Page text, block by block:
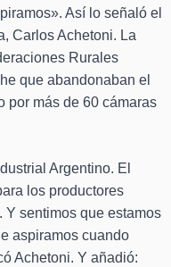
Así lo señaló el
Carlos Achetoni. La
Rurales
que abandonaban el
por más de 60 cámaras
Argentino. El
los productores
Y sentimos que estamos
aspiramos cuando
Achetoni. Y añadió: